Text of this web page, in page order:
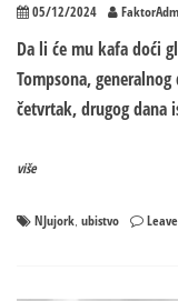
05/12/2024
Da li će mu kafa doći
Tompsona,
četvrtak, drugog dana
više
NJujork, ubistvo